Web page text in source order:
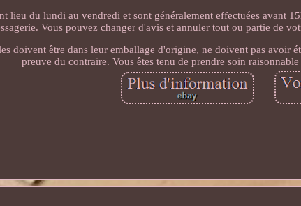
lieu du lundi au vendredi et sont généralement effectuées avant
Vous pouvez changer d'avis et annuler tout ou partie de
doivent être dans leur emballage d'origine, ne doivent pas avoir
preuve du contraire. Vous êtes tenu de prendre soin